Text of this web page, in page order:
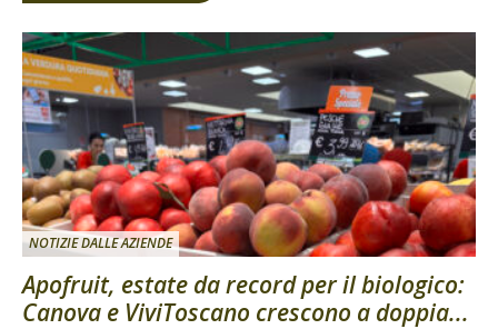
NOTIZIE DALLE AZIENDE
Apofruit, estate da record per il biologico:
Canova e ViviToscano crescono a doppia...